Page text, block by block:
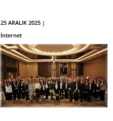
25 ARALIK 2025 |
İnternet